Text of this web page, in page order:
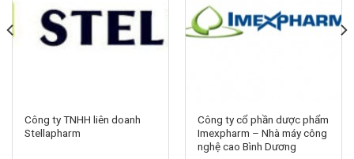
Công ty TNHH liên doanh
Stellapharm
Công ty cổ phần dược phẩm
Imexpharm – Nhà máy công
nghệ cao Bình Dương